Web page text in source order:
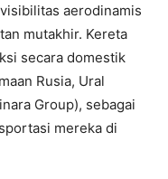
aerodinamis
mutakhir. Kereta
secara domestik
Rusia, Ural
Group), sebagai
mereka di